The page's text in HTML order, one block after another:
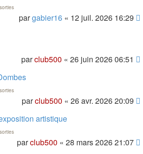
pargabier16 « 12 juil. 2026 16:29
parclub500 « 26 juin 2026 06:51
parclub500 « 26 avr. 2026 20:09
artistique
parclub500 « 28 mars 2026 21:07